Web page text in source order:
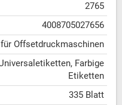
2765
4008705027656
für Offsetdruckmaschinen
Farbige
Etiketten
335 Blatt